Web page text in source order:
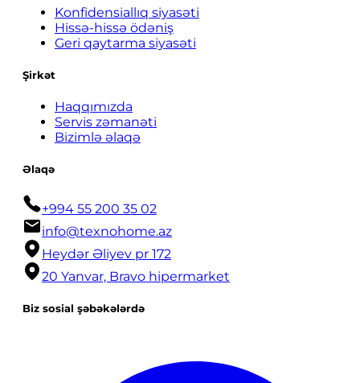
Konfidensiallıq siyasəti
Hissə-hissə ödəniş
Geri qaytarma siyasəti
Şirkət
Haqqımızda
Servis zəmanəti
Bizimlə əlaqə
Əlaqə
+994 55 200 35 02
info@texnohome.az
Heydər Əliyev pr 172
20 Yanvar, Bravo hipermarket
Biz sosial şəbəkələrdə